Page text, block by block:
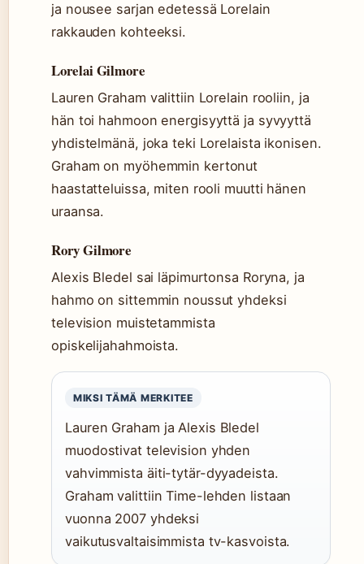
ja nousee sarjan edetessä Lorelain
rakkauden kohteeksi.
Lorelai Gilmore
Lauren Graham valittiin Lorelain rooliin, ja
hän toi hahmoon energisyyttä ja syvyyttä
yhdistelmänä, joka teki Lorelaista ikonisen.
Graham on myöhemmin kertonut
haastatteluissa, miten rooli muutti hänen
uraansa.
Rory Gilmore
Alexis Bledel sai läpimurtonsa Roryna, ja
hahmo on sittemmin noussut yhdeksi
television muistetammista
opiskelijahahmoista.
MIKSI TÄMÄ MERKITEE
Lauren Graham ja Alexis Bledel
muodostivat television yhden
vahvimmista äiti-tytär-dyyadeista.
Graham valittiin Time-lehden listaan
vuonna 2007 yhdeksi
vaikutusvaltaisimmista tv-kasvoista.